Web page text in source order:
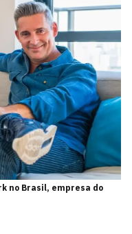
no Brasil, empresa do